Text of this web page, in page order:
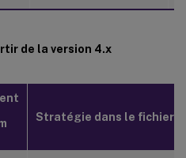
de la version 4.x
Stratégie dans le fichier